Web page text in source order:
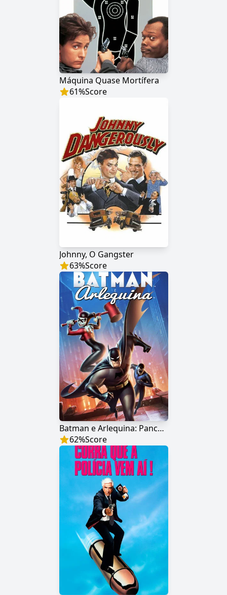
Máquina Quase Mortífera
61%Score
Johnny, O Gangster
63%Score
Batman e Arlequina: Pancadas e Risadas
62%Score